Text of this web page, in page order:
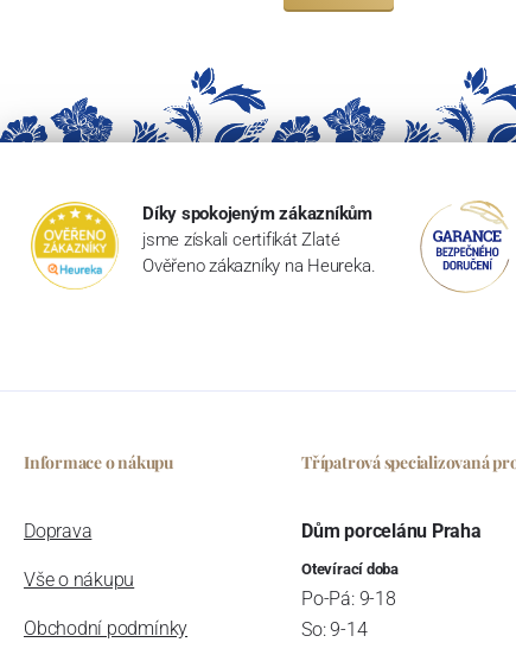
Díky spokojeným zákazníkům
jsme získali certifikát Zlaté
Ověřeno zákazníky na Heureka.
Informace o nákupu
Doprava
Vše o nákupu
Obchodní podmínky
Třípatrová specializovaná
Dům porcelánu Praha
Otevírací doba
Po-Pá: 9-18
So: 9-14